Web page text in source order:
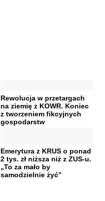
Rewolucja w przetargach
na ziemię z KOWR. Koniec
z tworzeniem fikcyjnych
gospodarstw
Emerytura z KRUS o ponad
2 tys. zł niższa niż z ZUS-u.
„To za mało by
samodzielnie żyć”